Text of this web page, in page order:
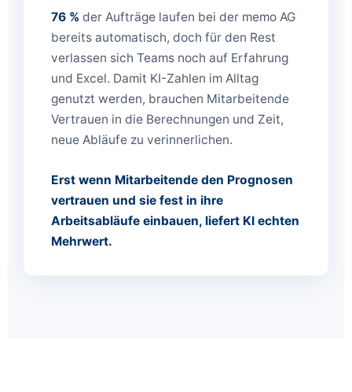
76 % der Aufträge laufen bei der memo AG
bereits automatisch, doch für den Rest
verlassen sich Teams noch auf Erfahrung
und Excel. Damit KI-Zahlen im Alltag
genutzt werden, brauchen Mitarbeitende
Vertrauen in die Berechnungen und Zeit,
neue Abläufe zu verinnerlichen.
Erst wenn Mitarbeitende den Prognosen
vertrauen und sie fest in ihre
Arbeitsabläufe einbauen, liefert KI echten
Mehrwert.